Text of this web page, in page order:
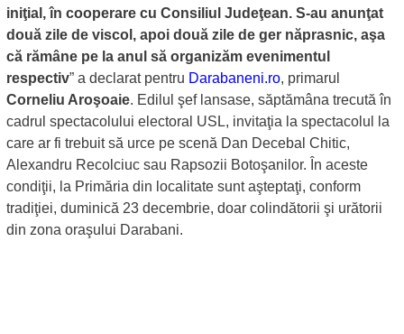
iniţial, în cooperare cu Consiliul Judeţean. S-au anunţat
două zile de viscol, apoi două zile de ger năprasnic, aşa
că rămâne pe la anul să organizăm evenimentul
respectiv” a declarat pentru Darabaneni.ro, primarul
Corneliu Aroşoaie. Edilul şef lansase, săptămâna trecută în
cadrul spectacolului electoral USL, invitaţia la spectacolul la
care ar fi trebuit să urce pe scenă Dan Decebal Chitic,
Alexandru Recolciuc sau Rapsozii Botoşanilor. În aceste
condiţii, la Primăria din localitate sunt aşteptaţi, conform
tradiţiei, duminică 23 decembrie, doar colindătorii şi urătorii
din zona oraşului Darabani.